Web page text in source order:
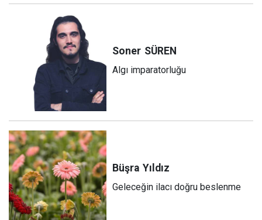
Soner SÜREN
Algı imparatorluğu
Büşra Yıldız
Geleceğin ilacı doğru beslenme